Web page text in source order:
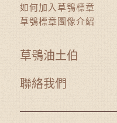
如何加入草鴞標章
草鴞標章圖像介紹
草鴞油土伯
聯絡我們